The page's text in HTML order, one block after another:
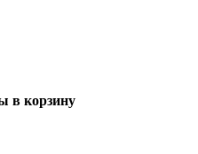
в корзину